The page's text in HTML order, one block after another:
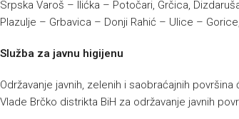
Srpska Varoš – Ilićka – Potočari, Grčica,
Plazulje – Grbavica – Donji Rahić – Ulice –
Služba za javnu higijenu
Održavanje javnih, zelenih i saobraćajnih
Vlade Brčko distrikta BiH za održavanje javnih